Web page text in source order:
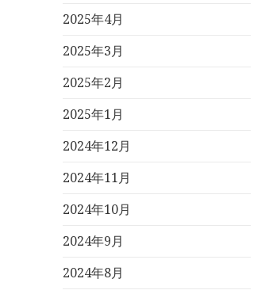
2025年4月
2025年3月
2025年2月
2025年1月
2024年12月
2024年11月
2024年10月
2024年9月
2024年8月